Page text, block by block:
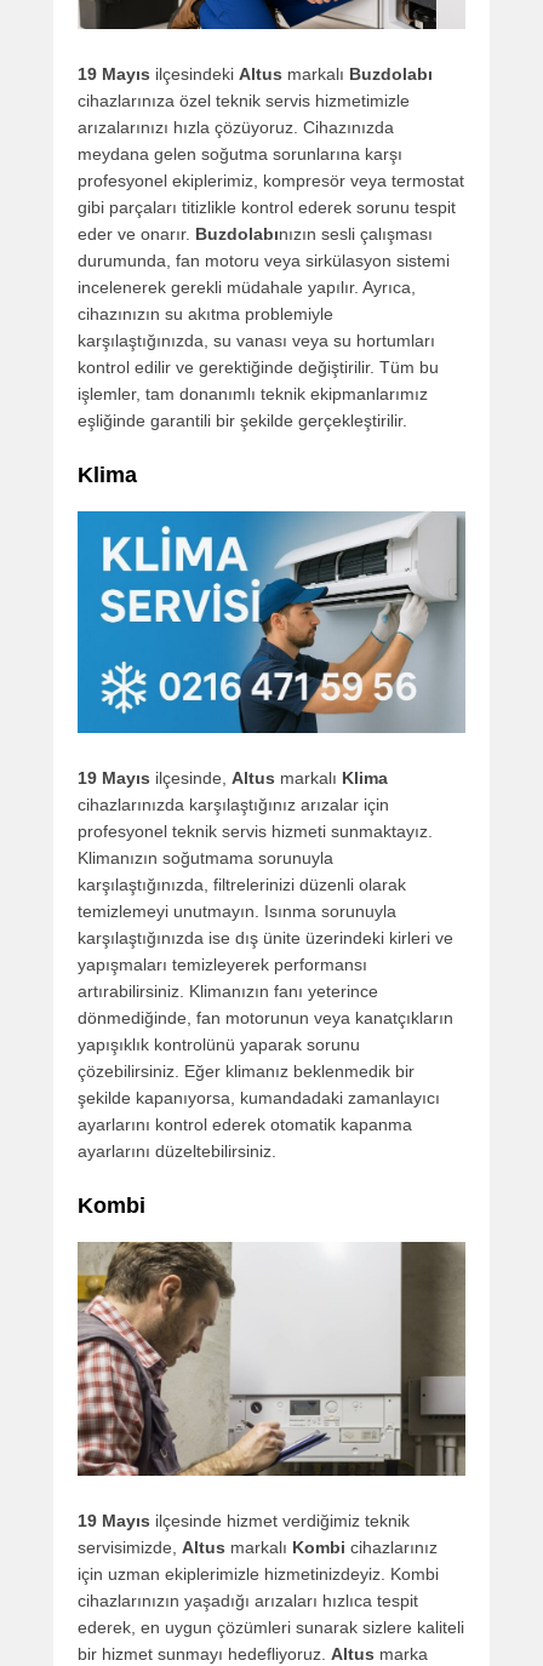
19 Mayıs ilçesindeki Altus markalı Buzdolabı
cihazlarınıza özel teknik servis hizmetimizle
arızalarınızı hızla çözüyoruz. Cihazınızda
meydana gelen soğutma sorunlarına karşı
profesyonel ekiplerimiz, kompresör veya termostat
gibi parçaları titizlikle kontrol ederek sorunu tespit
eder ve onarır. Buzdolabınızın sesli çalışması
durumunda, fan motoru veya sirkülasyon sistemi
incelenerek gerekli müdahale yapılır. Ayrıca,
cihazınızın su akıtma problemiyle
karşılaştığınızda, su vanası veya su hortumları
kontrol edilir ve gerektiğinde değiştirilir. Tüm bu
işlemler, tam donanımlı teknik ekipmanlarımız
eşliğinde garantili bir şekilde gerçekleştirilir.
Klima
19 Mayıs ilçesinde, Altus markalı Klima
cihazlarınızda karşılaştığınız arızalar için
profesyonel teknik servis hizmeti sunmaktayız.
Klimanızın soğutmama sorunuyla
karşılaştığınızda, filtrelerinizi düzenli olarak
temizlemeyi unutmayın. Isınma sorunuyla
karşılaştığınızda ise dış ünite üzerindeki kirleri ve
yapışmaları temizleyerek performansı
artırabilirsiniz. Klimanızın fanı yeterince
dönmediğinde, fan motorunun veya kanatçıkların
yapışıklık kontrolünü yaparak sorunu
çözebilirsiniz. Eğer klimanız beklenmedik bir
şekilde kapanıyorsa, kumandadaki zamanlayıcı
ayarlarını kontrol ederek otomatik kapanma
ayarlarını düzeltebilirsiniz.
Kombi
19 Mayıs ilçesinde hizmet verdiğimiz teknik
servisimizde, Altus markalı Kombi cihazlarınız
için uzman ekiplerimizle hizmetinizdeyiz. Kombi
cihazlarınızın yaşadığı arızaları hızlıca tespit
ederek, en uygun çözümleri sunarak sizlere kaliteli
bir hizmet sunmayı hedefliyoruz. Altus marka